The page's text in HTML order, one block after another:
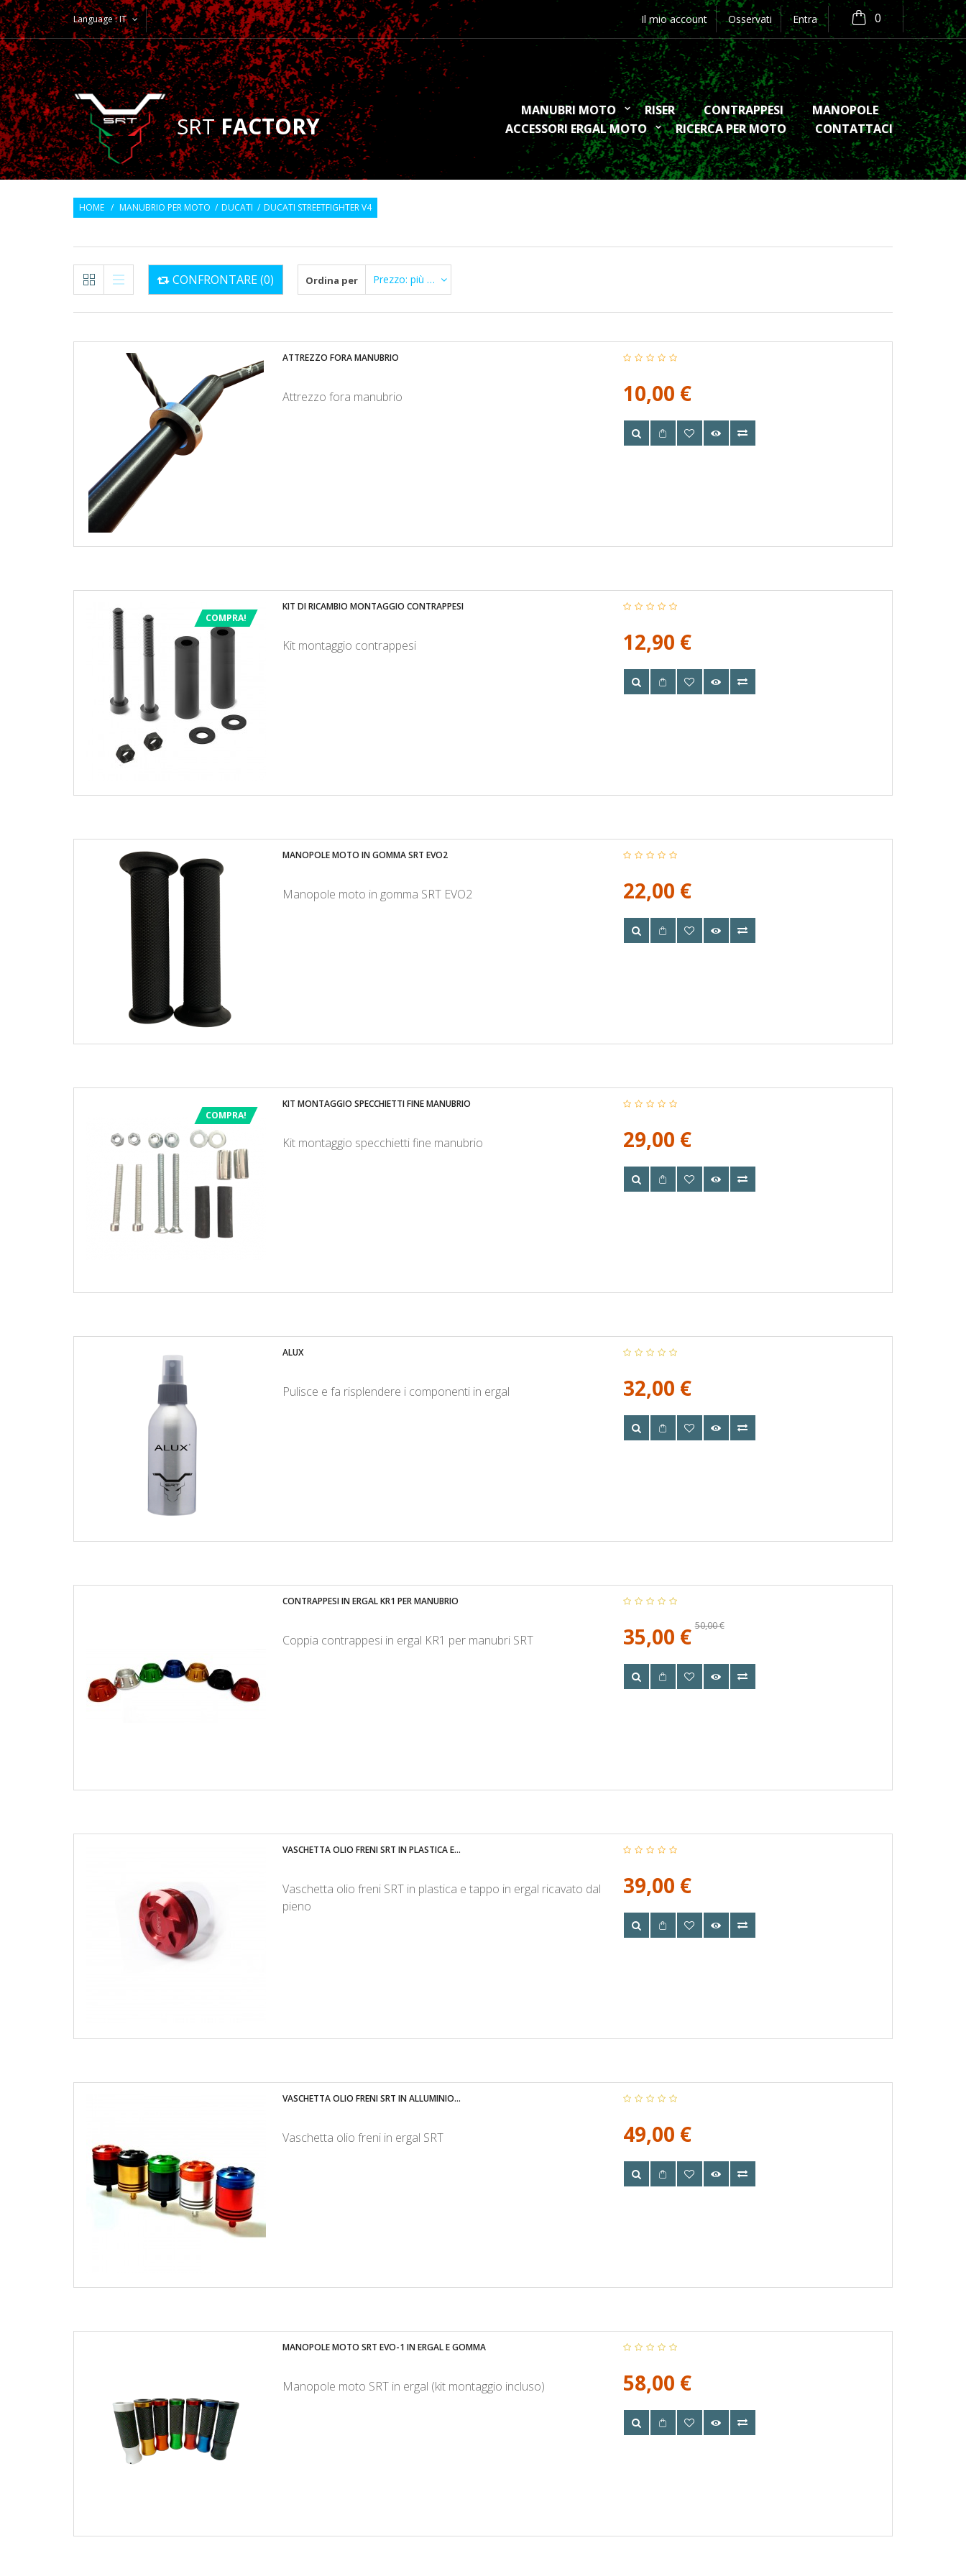
0
Language :IT Il mio account Osservati Entra
SRTFACTORY
MANUBRI MOTO RISER CONTRAPPESI
MANOPOLE
ACCESSORI ERGAL MOTO
RICERCA PER MOTO CONTATTACI
HOME / MANUBRIO PER MOTO / DUCATI / DUCATI STREETFIGHTER V4
CONFRONTARE (0) Ordina per Prezzo: più Basso di prima
ATTREZZO FORA MANUBRIO
Attrezzo fora manubrio 10,00 €
COMPRA!
KIT DI RICAMBIO MONTAGGIO CONTRAPPESI
Kit montaggio contrappesi 12,90 €
MANOPOLE MOTO IN GOMMA SRT EVO2
Manopole moto in gomma SRT EVO2 22,00 €
COMPRA!
KIT MONTAGGIO SPECCHIETTI FINE MANUBRIO
Kit montaggio specchietti fine manubrio 29,00 €
ALUX
Pulisce e fa risplendere i componenti in ergal 32,00 €
CONTRAPPESI IN ERGAL KR1 PER MANUBRIO
Coppia contrappesi in ergal KR1 per manubri SRT
50,00 €
35,00 €
VASCHETTA OLIO FRENI SRT IN PLASTICA E...
Vaschetta olio freni SRT in plastica e tappo in ergal ricavato dal
pieno
39,00 €
VASCHETTA OLIO FRENI SRT IN ALLUMINIO...
Vaschetta olio freni in ergal SRT 49,00 €
MANOPOLE MOTO SRT EVO-1 IN ERGAL E GOMMA
Manopole moto SRT in ergal (kit montaggio incluso) 58,00 €